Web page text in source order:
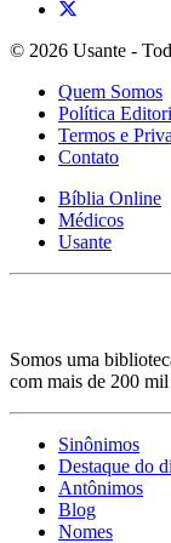
© 2026 Usante -
Quem Somos
Política
Termos e
Contato
Bíblia Online
Médicos
Usante
Somos uma
com mais de 200 mil
Sinônimos
Destaque do
Antônimos
Blog
Nomes